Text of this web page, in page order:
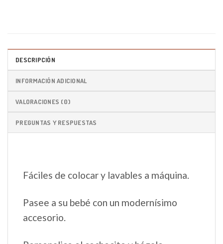
DESCRIPCIÓN
INFORMACIÓN ADICIONAL
VALORACIONES (0)
PREGUNTAS Y RESPUESTAS
Fáciles de colocar y lavables a máquina.
Pasee a su bebé con un modernísimo
accesorio.